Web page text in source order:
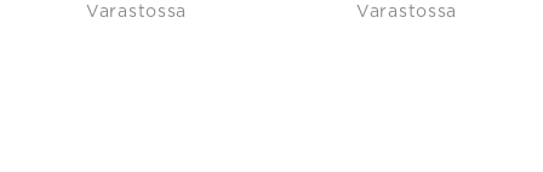
price
Varastossa
price
Varastossa